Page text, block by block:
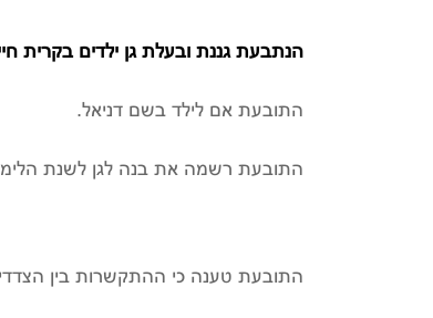
הנתבעת גננת ובעלת גן ילדים בקרית
התובעת אם לילד בשם דניאל.
התובעת רשמה את בנה לגן לשנת הלימודים
התובעת טענה כי ההתקשרות בין